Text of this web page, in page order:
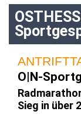
O|N-
Sieg in über